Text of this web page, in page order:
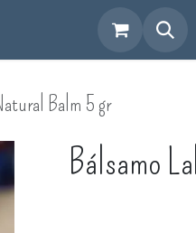
Balm 5 gr
Bálsamo